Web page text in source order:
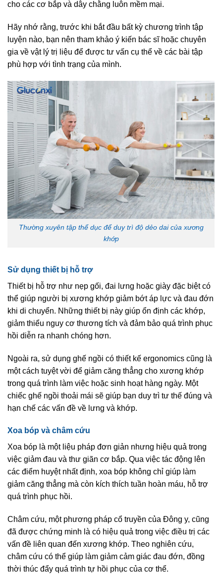
cho các cơ bắp và dây chằng luôn mềm mại.
Hãy nhớ rằng, trước khi bắt đầu bất kỳ chương trình tập
luyện nào, bạn nên tham khảo ý kiến bác sĩ hoặc chuyên
gia về vật lý trị liệu để được tư vấn cụ thể về các bài tập
phù hợp với tình trạng của mình.
Thường xuyên tập thể dục để duy trì độ dẻo dai của xương
khớp
Sử dụng thiết bị hỗ trợ
Thiết bị hỗ trợ như nẹp gối, đai lưng hoặc giày đặc biệt có
thể giúp người bị xương khớp giảm bớt áp lực và đau đớn
khi di chuyển. Những thiết bị này giúp ổn định các khớp,
giảm thiểu nguy cơ thương tích và đảm bảo quá trình phục
hồi diễn ra nhanh chóng hơn.
Ngoài ra, sử dụng ghế ngồi có thiết kế ergonomics cũng là
một cách tuyệt vời để giảm căng thẳng cho xương khớp
trong quá trình làm việc hoặc sinh hoạt hàng ngày. Một
chiếc ghế ngồi thoải mái sẽ giúp bạn duy trì tư thế đúng và
hạn chế các vấn đề về lưng và khớp.
Xoa bóp và châm cứu
Xoa bóp là một liệu pháp đơn giản nhưng hiệu quả trong
việc giảm đau và thư giãn cơ bắp. Qua việc tác động lên
các điểm huyệt nhất định, xoa bóp không chỉ giúp làm
giảm căng thẳng mà còn kích thích tuần hoàn máu, hỗ trợ
quá trình phục hồi.
Châm cứu, một phương pháp cổ truyền của Đông y, cũng
đã được chứng minh là có hiệu quả trong việc điều trị các
vấn đề liên quan đến xương khớp. Theo nghiên cứu,
châm cứu có thể giúp làm giảm cảm giác đau đớn, đồng
thời thúc đẩy quá trình tự hồi phục của cơ thể.